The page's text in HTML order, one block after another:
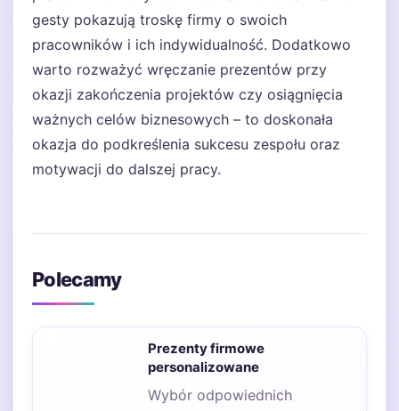
gesty pokazują troskę firmy o swoich
pracowników i ich indywidualność. Dodatkowo
warto rozważyć wręczanie prezentów przy
okazji zakończenia projektów czy osiągnięcia
ważnych celów biznesowych – to doskonała
okazja do podkreślenia sukcesu zespołu oraz
motywacji do dalszej pracy.
Polecamy
Prezenty firmowe
personalizowane
Wybór odpowiednich